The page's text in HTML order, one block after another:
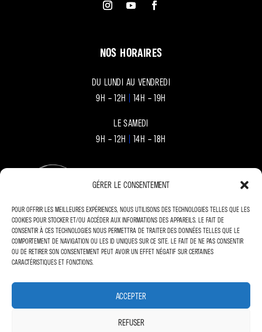
Gérer le consentement
Pour offrir les meilleures expériences, nous utilisons des technologies telles que les
cookies pour stocker et/ou accéder aux informations des appareils. Le fait de
consentir à ces technologies nous permettra de traiter des données telles que le
comportement de navigation ou les ID uniques sur ce site. Le fait de ne pas consentir
ou de retirer son consentement peut avoir un effet négatif sur certaines
caractéristiques et fonctions.
Accepter
Refuser
Nos horaires
du Lundi au Vendredi
9h – 12h
14h – 19h
le Samedi
9h – 12h
14h – 18h
www.rousseau-auto.com
Plus de 50 ans d’expérience